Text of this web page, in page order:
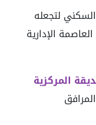
لتجعله
الإدارية
المركزية